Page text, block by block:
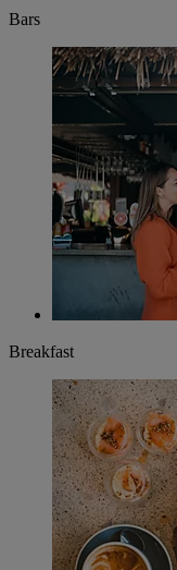
Bars
Breakfast